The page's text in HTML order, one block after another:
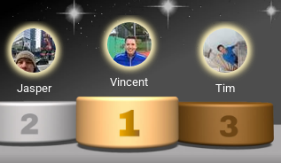
Vincent
Jasper Tim